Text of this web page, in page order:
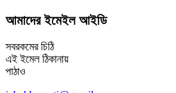
আমাদের ইমেইল আইডি
সবরকমের চিঠি
এই ইমেল ঠিকানায়
পাঠাও